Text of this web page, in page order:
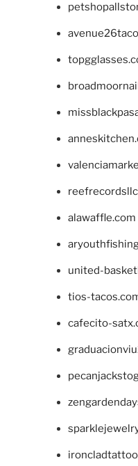
alawaffle.com
united-
tios-
cafecito-